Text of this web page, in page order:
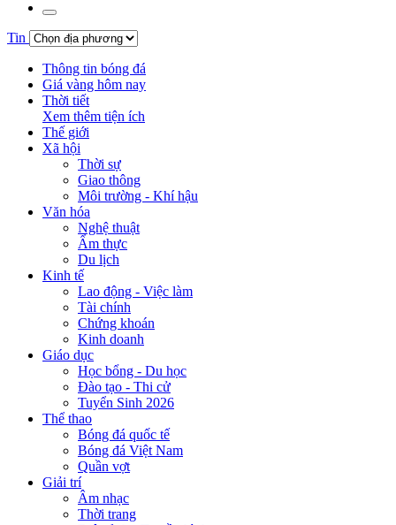
Tin
Thông tin bóng đá
Giá vàng hôm nay
Thời tiết
Xem thêm tiện ích
Thế giới
Xã hội
Thời sự
Giao thông
Môi trường - Khí hậu
Văn hóa
Nghệ thuật
Ẩm thực
Du lịch
Kinh tế
Lao động - Việc làm
Tài chính
Chứng khoán
Kinh doanh
Giáo dục
Học bổng - Du học
Đào tạo - Thi cử
Tuyển Sinh 2026
Thể thao
Bóng đá quốc tế
Bóng đá Việt Nam
Quần vợt
Giải trí
Âm nhạc
Thời trang